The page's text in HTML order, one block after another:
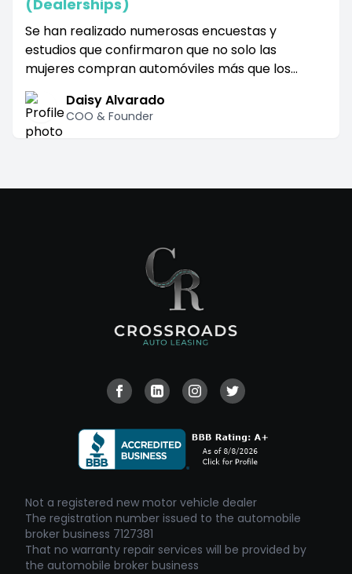
(Dealerships)
Se han realizado numerosas encuestas y
estudios que confirmaron que no solo las
mujeres compran automóviles más que los
hombres, sino que las mujeres toman la mayoría
de las decisiones de compra de automóviles.
Daisy Alvarado
COO & Founder
Visit our Facebook page
Visit our Linkedin page
Visit our Instagram page
Visit our Twitter
Not a registered new motor vehicle dealer
The registration number issued to the automobile
broker business 7127381
That no warranty repair services will be provided by
the automobile broker business